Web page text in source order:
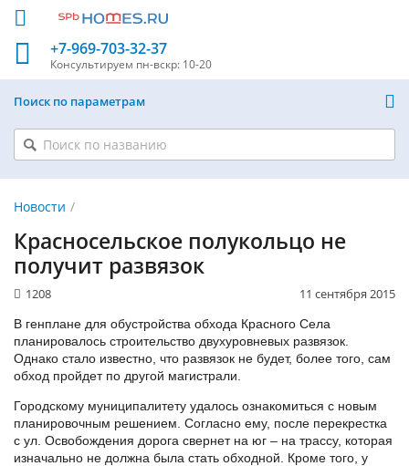
+7-969-703-32-37
Консультируем пн-вскр: 10-20
Поиск по параметрам
Новости
Красносельское полукольцо не
получит развязок
11 сентября 2015
1208
В генплане для обустройства обхода Красного Села
планировалось строительство двухуровневых развязок.
Однако стало известно, что развязок не будет, более того, сам
обход пройдет по другой магистрали.
Городскому муниципалитету удалось ознакомиться с новым
планировочным решением. Согласно ему, после перекрестка
с ул. Освобождения дорога свернет на юг – на трассу, которая
изначально не должна была стать обходной. Кроме того, у